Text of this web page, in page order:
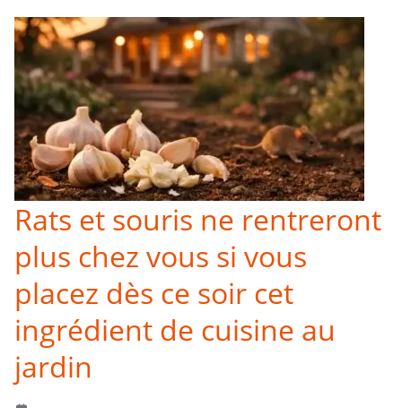
Rats et souris ne rentreront
plus chez vous si vous
placez dès ce soir cet
ingrédient de cuisine au
jardin